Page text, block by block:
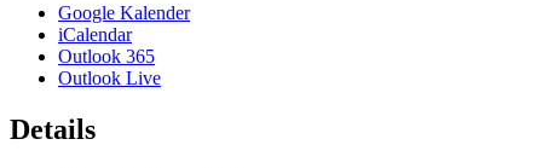
Google Kalender
iCalendar
Outlook 365
Outlook Live
Details